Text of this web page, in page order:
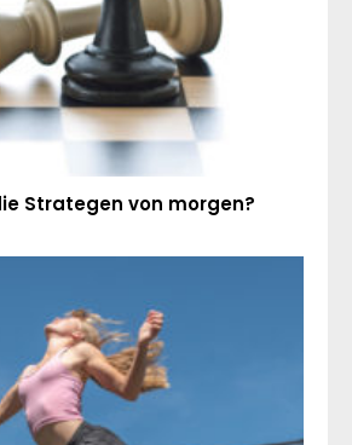
Strategen von morgen?